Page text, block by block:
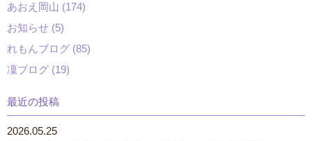
あおえ岡山 (174)
お知らせ (5)
れもんブログ (85)
凜ブログ (19)
最近の投稿
2026.05.25